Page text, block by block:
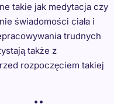
takie jak medytacja czy
świadomości ciała i
trudnych
także z
rozpoczęciem takiej